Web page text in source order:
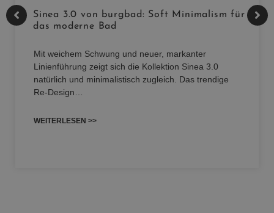
Sinea 3.0 von burgbad: Soft Minimalism für
das moderne Bad
Mit weichem Schwung und neuer, markanter
Linienführung zeigt sich die Kollektion Sinea 3.0
natürlich und minimalistisch zugleich. Das trendige
Re-Design…
WEITERLESEN >>